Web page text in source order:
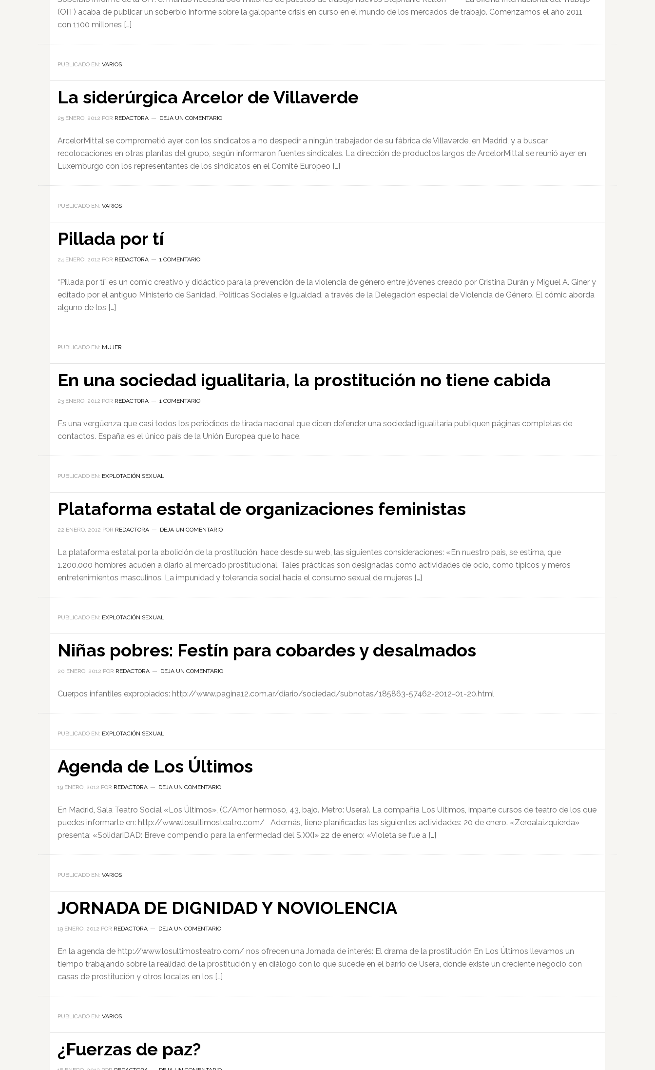
(OIT) acaba de publicar un soberbio informe sobre la galopante crisis en curso en el mundo de los mercados de trabajo. Comenzamos el año 2011
con 1100 millones […]
PUBLICADO EN: VARIOS
La siderúrgica Arcelor de Villaverde
25 ENERO, 2012 POR REDACTORA DEJA UN COMENTARIO
ArcelorMittal se comprometió ayer con los sindicatos a no despedir a ningún trabajador de su fábrica de Villaverde, en Madrid, y a buscar
recolocaciones en otras plantas del grupo, según informaron fuentes sindicales. La dirección de productos largos de ArcelorMittal se reunió ayer en
Luxemburgo con los representantes de los sindicatos en el Comité Europeo […]
PUBLICADO EN: VARIOS
Pillada por tí
24 ENERO, 2012 POR REDACTORA 1 COMENTARIO
“Pillada por tí” es un comic creativo y didáctico para la prevención de la violencia de género entre jóvenes creado por Cristina Durán y Miguel A. Giner y
editado por el antiguo Ministerio de Sanidad, Políticas Sociales e Igualdad, a través de la Delegación especial de Violencia de Género. El cómic aborda
alguno de los […]
PUBLICADO EN: MUJER
En una sociedad igualitaria, la prostitución no tiene cabida
23 ENERO, 2012 POR REDACTORA 1 COMENTARIO
Es una vergüenza que casi todos los periódicos de tirada nacional que dicen defender una sociedad igualitaria publiquen páginas completas de
contactos. España es el único país de la Unión Europea que lo hace.
PUBLICADO EN: EXPLOTACIÓN SEXUAL
Plataforma estatal de organizaciones feministas
22 ENERO, 2012 POR REDACTORA DEJA UN COMENTARIO
La plataforma estatal por la abolición de la prostitución, hace desde su web, las siguientes consideraciones: «En nuestro país, se estima, que
1.200.000 hombres acuden a diario al mercado prostitucional. Tales prácticas son designadas como actividades de ocio, como típicos y meros
entretenimientos masculinos. La impunidad y tolerancia social hacia el consumo sexual de mujeres […]
PUBLICADO EN: EXPLOTACIÓN SEXUAL
Niñas pobres: Festín para cobardes y desalmados
20 ENERO, 2012 POR REDACTORA DEJA UN COMENTARIO
Cuerpos infantiles expropiados: http://www.pagina12.com.ar/diario/sociedad/subnotas/185863-57462-2012-01-20.html
PUBLICADO EN: EXPLOTACIÓN SEXUAL
Agenda de Los Últimos
19 ENERO, 2012 POR REDACTORA DEJA UN COMENTARIO
En Madrid, Sala Teatro Social «Los Últimos», (C/Amor hermoso, 43, bajo. Metro: Usera). La compañía Los Ultimos, imparte cursos de teatro de los que
puedes informarte en: http://www.losultimosteatro.com/ Además, tiene planificadas las siguientes actividades: 20 de enero. «Zeroalaizquierda»
presenta: «SolidariDAD: Breve compendio para la enfermedad del S.XXI» 22 de enero: «Violeta se fue a […]
PUBLICADO EN: VARIOS
JORNADA DE DIGNIDAD Y NOVIOLENCIA
19 ENERO, 2012 POR REDACTORA DEJA UN COMENTARIO
En la agenda de http://www.losultimosteatro.com/ nos ofrecen una Jornada de interés: El drama de la prostitución En Los Últimos llevamos un
tiempo trabajando sobre la realidad de la prostitución y en diálogo con lo que sucede en el barrio de Usera, donde existe un creciente negocio con
casas de prostitución y otros locales en los […]
PUBLICADO EN: VARIOS
¿Fuerzas de paz?